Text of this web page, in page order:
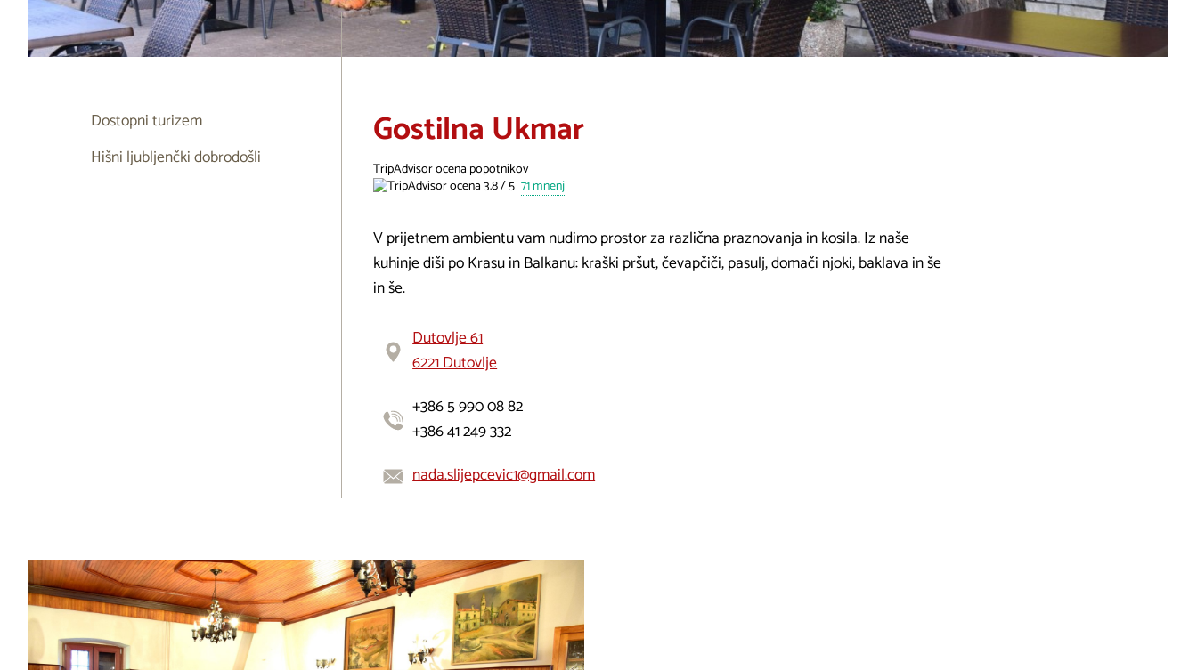
Gostilna Ukmar
TripAdvisor ocena popotnikov
71 mnenj
V prijetnem ambientu vam nudimo prostor za različna praznovanja in kosila. Iz naše
kuhinje diši po Krasu in Balkanu: kraški pršut, čevapčiči, pasulj, domači njoki, baklava in še
in še.
Dutovlje 61
6221 Dutovlje
+386 5 990 08 82
+386 41 249 332
nada.slijepcevic1@gmail.com
Dostopni turizem
Hišni ljubljenčki dobrodošli